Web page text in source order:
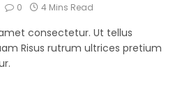
0 4 Mins Read
consectetur. Ut tellus
Risus rutrum ultrices pretium